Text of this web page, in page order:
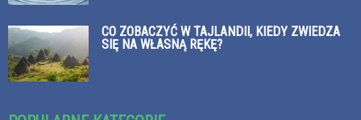
CO ZOBACZYĆ W TAJLANDII, KIEDY ZWIEDZA
SIĘ NA WŁASNĄ RĘKĘ?